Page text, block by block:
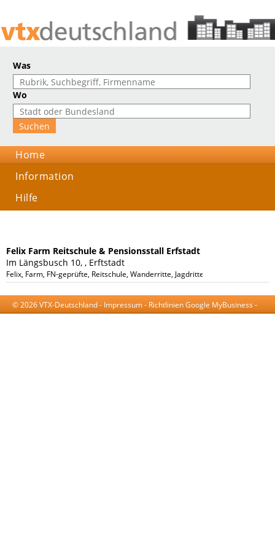
Was
Wo
Home
Information
Hilfe
Felix Farm Reitschule & Pensionsstall Erfstadt
Im Längsbusch 10, , Erftstadt
Felix, Farm, FN-geprüfte, Reitschule, Wanderritte, Jagdritte, Begleitung zu
© 2026 VTX-Deutschland - Impressum- Richtlinien Google MyBusiness -
AGB-Datenschutzerklärung